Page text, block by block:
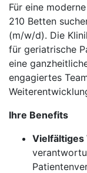
Für eine
210 Betten
(m/w/d). Die
für geriatrische
eine
engagiertes
Ihre Benefits
Vielfältiges